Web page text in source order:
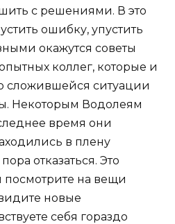
с решениями. В это
ошибку, упустить
окажутся советы
коллег, которые и
сложившейся ситуации
Некоторым Водолеям
время они
в плену
отказаться. Это
посмотрите на вещи
новые
себя гораздо